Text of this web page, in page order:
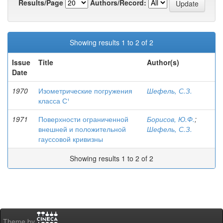
Results/Page
Authors/Record:
Showing results 1 to 2 of 2
Issue
Date
Title Author(s)
1970
Изометрические погружения
класса С¹
Шефель, С.З.
1971
Поверхности ограниченной
внешней и положительной
гауссовой кривизны
Борисов, Ю.Ф.;
Шефель, С.З.
Showing results 1 to 2 of 2